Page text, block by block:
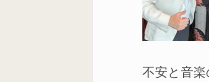
不安と音